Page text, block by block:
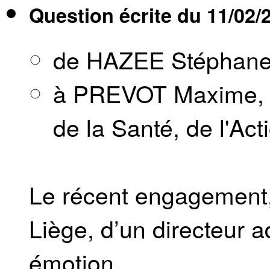
Question écrite du 11/02/
de HAZEE
à PREVOT
de la Santé, de
Le récent
Liège, d’un directeur
émotion.